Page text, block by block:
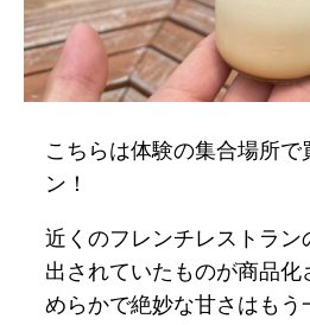
こちらは体験の集合場所で
ン！
近くのフレンチレストラン
出されていたものが商品化
めらかで絶妙な甘さはもう